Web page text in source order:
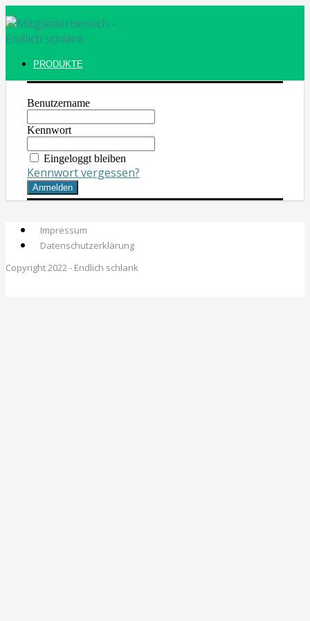
PRODUKTE
Benutzername
Kennwort
Eingeloggt bleiben
Kennwort vergessen?
Impressum
Datenschutzerklärung
Copyright 2022 - Endlich schlank